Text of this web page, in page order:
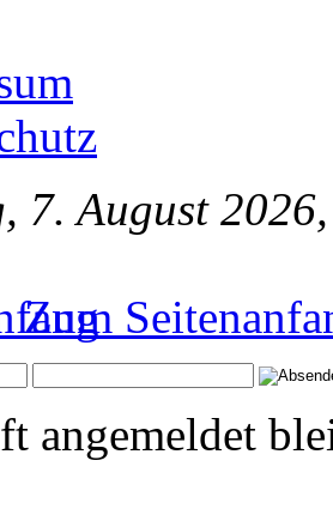
7. August
Zum
angemeldet